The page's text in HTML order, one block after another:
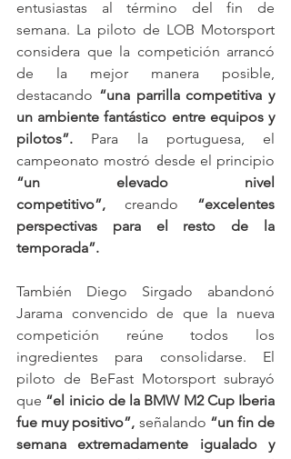
entusiastas al término del fin de
semana. La piloto de LOB Motorsport
considera que la competición arrancó
de la mejor manera posible,
destacando “una parrilla competitiva y
un ambiente fantástico entre equipos y
pilotos”. Para la portuguesa, el
“un elevado nivel
competitivo”, creando “excelentes
perspectivas para el resto de la
temporada”.
También Diego Sirgado abandonó
Jarama convencido de que la nueva
competición reúne todos los
ingredientes para consolidarse. El
piloto de BeFast Motorsport subrayó
que “el inicio de la BMW M2 Cup Iberia
fue muy positivo”, señalando “un fin de
semana extremadamente igualado y